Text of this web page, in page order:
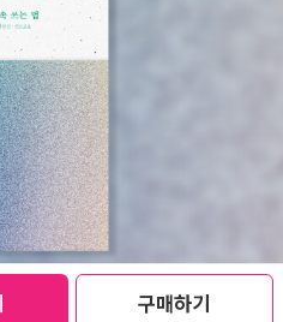
구매하기